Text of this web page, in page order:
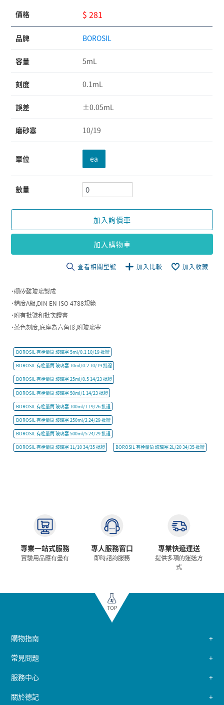
價格 $ 281
品牌 BOROSIL
容量 5mL
刻度 0.1mL
誤差 ±0.05mL
磨砂塞 10/19
單位 ea
數量
加入詢價車
加入購物車
查看相關型號 加入比較 加入收藏
˙硼矽酸玻璃製成
˙精度A級,DIN EN ISO 4788規範
˙附有批號和批次證書
˙茶色刻度,底座為六角形,附玻璃塞
BOROSIL 有栓量筒 玻璃塞 5ml/0.1 10/19 批證
BOROSIL 有栓量筒 玻璃塞 10ml/0.2 10/19 批證
BOROSIL 有栓量筒 玻璃塞 25ml/0.5 14/23 批證
BOROSIL 有栓量筒 玻璃塞 50ml/1 14/23 批證
BOROSIL 有栓量筒 玻璃塞 100ml/1 19/26 批證
BOROSIL 有栓量筒 玻璃塞 250ml/2 24/29 批證
BOROSIL 有栓量筒 玻璃塞 500ml/5 24/29 批證
BOROSIL 有栓量筒 玻璃塞 1L/10 34/35 批證 BOROSIL 有栓量筒 玻璃塞 2L/20 34/35 批證
專業一站式服務
實驗用品應有盡有
專人服務窗口
即時諮詢服務
專業快遞運送
提供多項的運送方
式
TOP
購物指南
常見問題
服務中心
關於德記